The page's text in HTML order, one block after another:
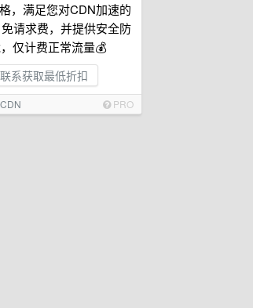
，满足您对CDN加速的
请求费，并提供安全防
仅计费正常流量💰
系获取最低折扣
PRO